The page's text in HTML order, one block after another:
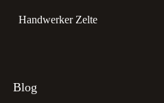
Handwerker Zelte
Blog